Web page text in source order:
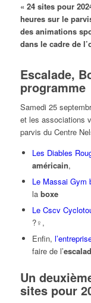
« 24 sites pour
heures sur le
des animations
dans le cadre de
Escalade,
programme
Samedi 25
et les associations
parvis du Centre
Les Diables
américain,
Le Massai Gym
laboxe
Le Cscv
?‍♀️,
Enfin,
faire de l’
Un
sites pour